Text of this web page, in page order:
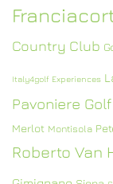
Country Club
Italy4golf Experiences
Pavoniere
Merlot Montisola
Roberto Van